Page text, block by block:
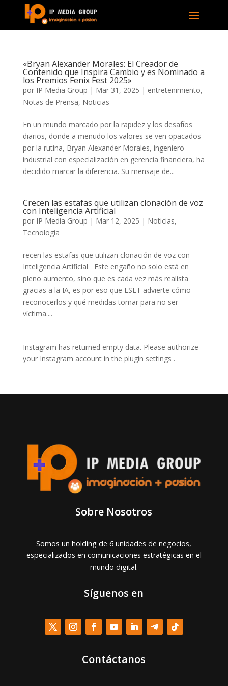
«Bryan Alexander Morales: El Creador de
Contenido que Inspira Cambio y es Nominado a
los Premios Fenix Fest 2025»
por IP Media Group | Mar 31, 2025 | entretenimiento,
Notas de Prensa, Noticias
En un mundo marcado por la rapidez y los desafíos
diarios, donde a menudo los valores se ven opacados
por la rutina, Bryan Alexander Morales, ingeniero
industrial con especialización en gerencia financiera, ha
decidido marcar la diferencia. Su mensaje de...
Crecen las estafas que utilizan clonación de voz
con Inteligencia Artificial
por IP Media Group | Mar 12, 2025 | Noticias,
Tecnología
recen las estafas que utilizan clonación de voz con
Inteligencia Artificial Este engaño no solo está en
pleno aumento, sino que es cada vez más realista
gracias a la IA, es por eso que ESET advierte cómo
reconocerlos y qué medidas tomar para no ser
víctima....
Instagram has returned empty data. Please authorize
your Instagram account in the plugin settings .
Sobre Nosotros
Somos un holding de 6 unidades de negocios,
especializados en comunicaciones estratégicas en el
mundo digital.
Síguenos en
Contáctanos